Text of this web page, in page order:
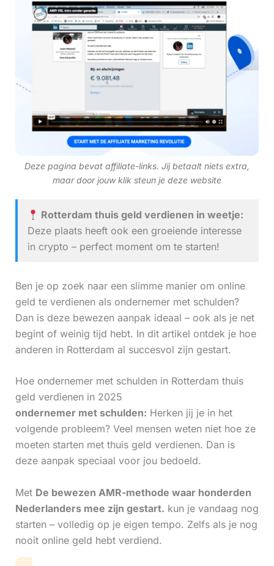
Deze pagina bevat affiliate-links. Jij betaalt niets extra,
maar door jouw klik steun je deze website
Rotterdam thuis geld verdienen in weetje:
Deze plaats heeft ook een groeiende interesse
in crypto – perfect moment om te starten!
Ben je op zoek naar een slimme manier om online
geld te verdienen als ondernemer met schulden?
Dan is deze bewezen aanpak ideaal – ook als je net
begint of weinig tijd hebt. In dit artikel ontdek je hoe
anderen in Rotterdam al succesvol zijn gestart.
Hoe ondernemer met schulden in Rotterdam thuis
geld verdienen in 2025
ondernemer met schulden: Herken jij je in het
volgende probleem? Veel mensen weten niet hoe ze
moeten starten met thuis geld verdienen. Dan is
deze aanpak speciaal voor jou bedoeld.
Met De bewezen AMR-methode waar honderden
Nederlanders mee zijn gestart. kun je vandaag nog
starten – volledig op je eigen tempo. Zelfs als je nog
nooit online geld hebt verdiend.